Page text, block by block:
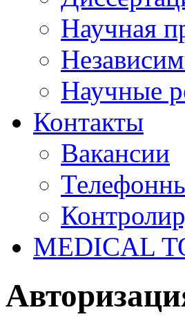
Научная
Научные
Контакты
Вакансии
MEDICAL